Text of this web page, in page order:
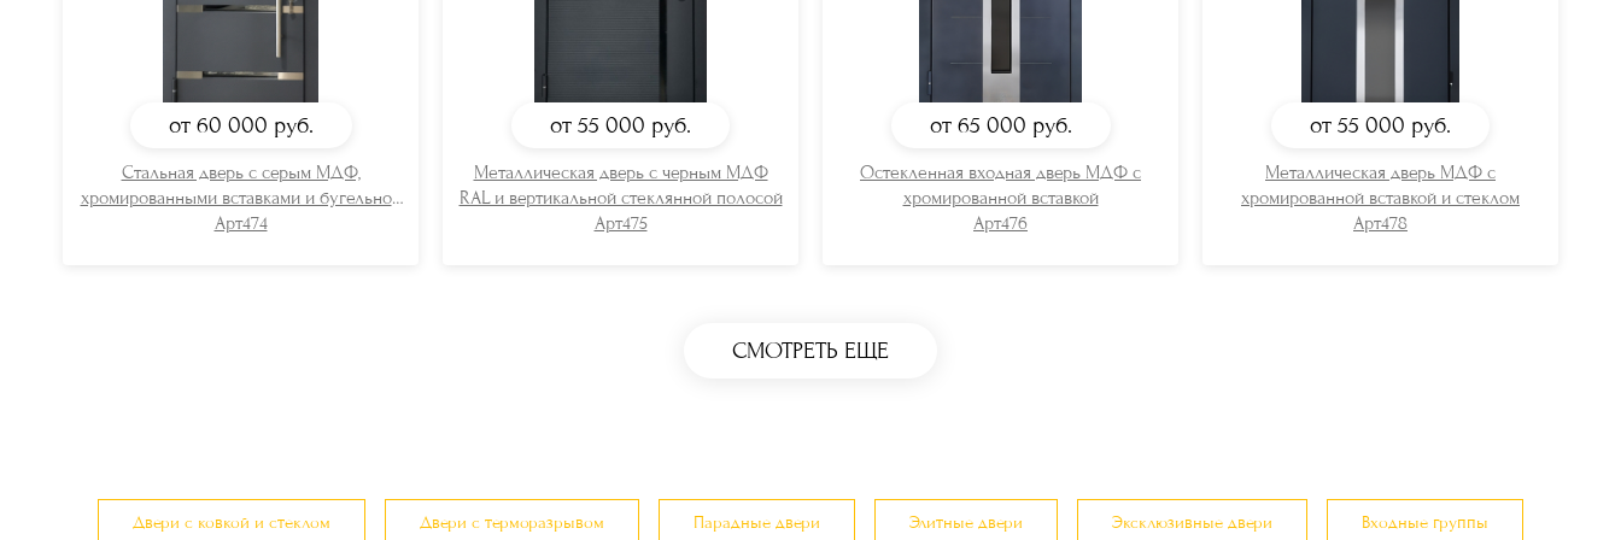
от 60 000 руб.
Стальная дверь с серым МДФ,
хромированными вставками и бугельной
ручкой
Арт474
от 55 000 руб.
Металлическая дверь с черным МДФ
RAL и вертикальной стеклянной полосой
Арт475
от 65 000 руб.
Остекленная входная дверь МДФ с
хромированной вставкой
Арт476
от 55 000 руб.
Металлическая дверь МДФ с
хромированной вставкой и стеклом
Арт478
СМОТРЕТЬ ЕЩЕ
Двери с ковкой и стеклом Двери с терморазрывом Парадные двери Элитные двери Эксклюзивные двери Входные группы